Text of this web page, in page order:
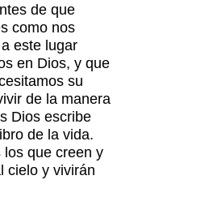
de que
como nos
este lugar
en Dios, y que
su
de la manera
Dios escribe
de la vida.
que creen y
cielo y vivirán